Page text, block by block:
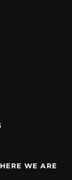
WE ARE